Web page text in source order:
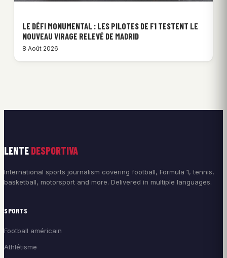
LE DÉFI MONUMENTAL : LES PILOTES DE F1 TESTENT LE
NOUVEAU VIRAGE RELEVÉ DE MADRID
8 Août 2026
LENTE DESPORTIVA
International sports journalism covering football, Formula 1, tennis,
basketball, motorsport and more. Delivered in multiple languages.
SPORTS
Football américain
Athlétisme